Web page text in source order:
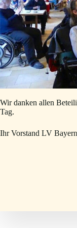
Wir danken allen
Tag.
Ihr Vorstand LV Bayern